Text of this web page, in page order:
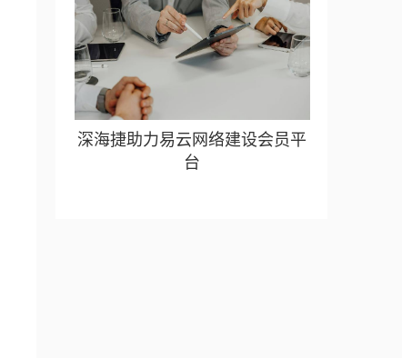
深海捷助力易云网络建设会员平
台